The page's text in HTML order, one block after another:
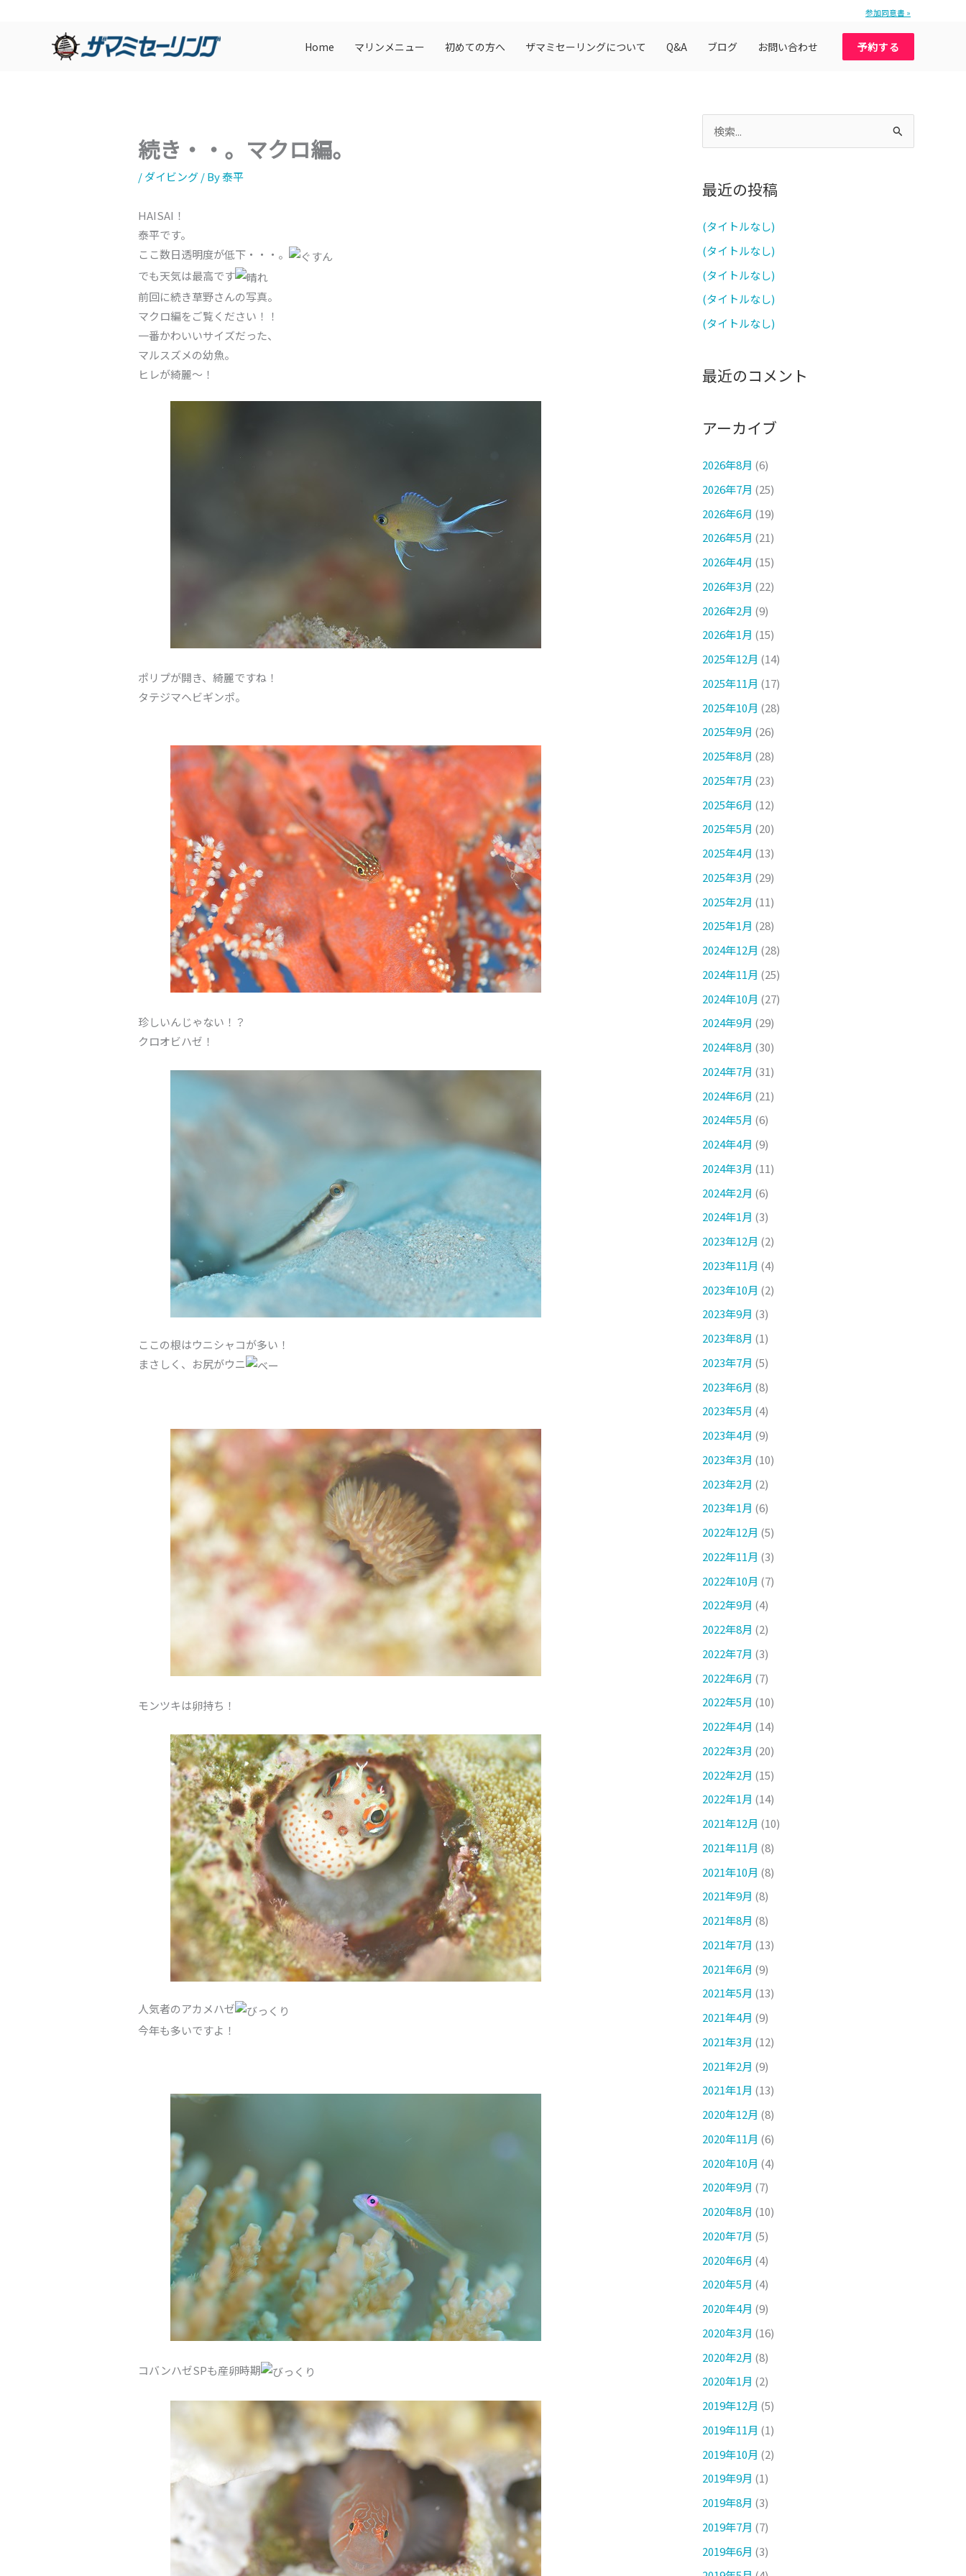
参加同意書 »
Home マリンメニュー 初めての方へ ザマミセーリングについて Q&A ブログ お問い合わせ 予約する
続き・・。マクロ編。
/ダイビング/ By泰平
HAISAI！
泰平です。
ここ数日透明度が低下・・・。
でも天気は最高です
前回に続き草野さんの写真。
マクロ編をご覧ください！！
一番かわいいサイズだった、
マルスズメの幼魚。
ヒレが綺麗～！
ポリプが開き、綺麗ですね！
タテジマヘビギンポ。
珍しいんじゃない！？
クロオビハゼ！
ここの根はウニシャコが多い！
まさしく、お尻がウニ
モンツキは卵持ち！
人気者のアカメハゼ
今年も多いですよ！
コバンハゼSPも産卵時期
象
最近の投稿
(タイトルなし)
(タイトルなし)
(タイトルなし)
(タイトルなし)
(タイトルなし)
最近のコメント
アーカイブ
2026年8月 (6)
2026年7月 (25)
2026年6月 (19)
2026年5月 (21)
2026年4月 (15)
2026年3月 (22)
2026年2月 (9)
2026年1月 (15)
2025年12月 (14)
2025年11月 (17)
2025年10月 (28)
2025年9月 (26)
2025年8月 (28)
2025年7月 (23)
2025年6月 (12)
2025年5月 (20)
2025年4月 (13)
2025年3月 (29)
2025年2月 (11)
2025年1月 (28)
2024年12月 (28)
2024年11月 (25)
2024年10月 (27)
2024年9月 (29)
2024年8月 (30)
2024年7月 (31)
2024年6月 (21)
2024年5月 (6)
2024年4月 (9)
2024年3月 (11)
2024年2月 (6)
2024年1月 (3)
2023年12月 (2)
2023年11月 (4)
2023年10月 (2)
2023年9月 (3)
2023年8月 (1)
2023年7月 (5)
2023年6月 (8)
2023年5月 (4)
2023年4月 (9)
2023年3月 (10)
2023年2月 (2)
2023年1月 (6)
2022年12月 (5)
2022年11月 (3)
2022年10月 (7)
2022年9月 (4)
2022年8月 (2)
2022年7月 (3)
2022年6月 (7)
2022年5月 (10)
2022年4月 (14)
2022年3月 (20)
2022年2月 (15)
2022年1月 (14)
2021年12月 (10)
2021年11月 (8)
2021年10月 (8)
2021年9月 (8)
2021年8月 (8)
2021年7月 (13)
2021年6月 (9)
2021年5月 (13)
2021年4月 (9)
2021年3月 (12)
2021年2月 (9)
2021年1月 (13)
2020年12月 (8)
2020年11月 (6)
2020年10月 (4)
2020年9月 (7)
2020年8月 (10)
2020年7月 (5)
2020年6月 (4)
2020年5月 (4)
2020年4月 (9)
2020年3月 (16)
2020年2月 (8)
2020年1月 (2)
2019年12月 (5)
2019年11月 (1)
2019年10月 (2)
2019年9月 (1)
2019年8月 (3)
2019年7月 (7)
2019年6月 (3)